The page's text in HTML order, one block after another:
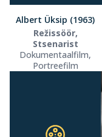
Albert Üksip (1963)
Režissöör,
Stsenarist
Dokumentaalfilm,
Portreefilm